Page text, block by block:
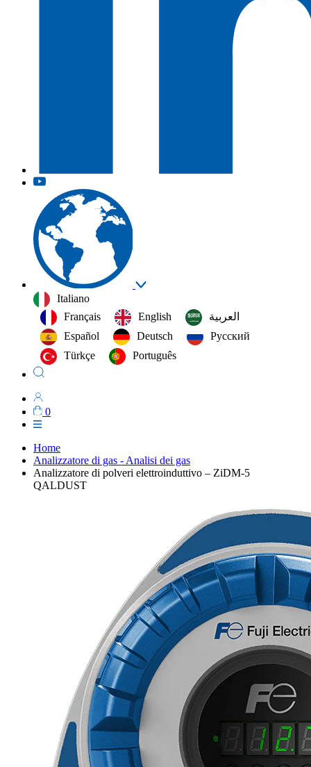
Italiano
Français
English
العربية‏
Español
Deutsch
Русский
Türkçe
Português
0
Home
Analizzatore di gas - Analisi dei gas
Analizzatore di polveri elettroinduttivo – ZiDM-5
QALDUST